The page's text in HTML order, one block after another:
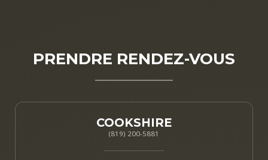
PRENDRE RENDEZ-VOUS
COOKSHIRE
(819) 200-5881